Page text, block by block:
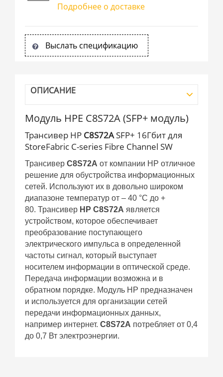
Подробнее о доставке
Выслать спецификацию
ОПИСАНИЕ
Модуль HPE C8S72A (SFP+ модуль)
Трансивер HP C8S72ASFP+ 16Гбит для
StoreFabric C-series Fibre Channel SW
ТрансиверC8S72A от компании HP отличное
решение для обустройства информационных
сетей. Используют их в довольно широком
диапазоне температур от – 40 °С до +
80. Трансивер HP C8S72A является
устройством, которое обеспечивает
преобразование поступающего
электрического импульса в определенной
частоты сигнал, который выступает
носителем информации в оптической среде.
Передача информации возможна и в
обратном порядке. Модуль HP предназначен
и используется для организации сетей
передачи информационных данных,
например интернет.C8S72A потребляет от 0,4
до 0,7 Вт электроэнергии.